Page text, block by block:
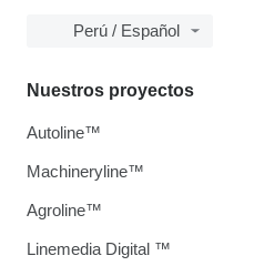
Perú / Español
Nuestros proyectos
Autoline™
Machineryline™
Agroline™
Linemedia Digital ™